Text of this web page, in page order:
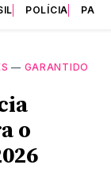
POLÍCIA
— GARANTIDO
o